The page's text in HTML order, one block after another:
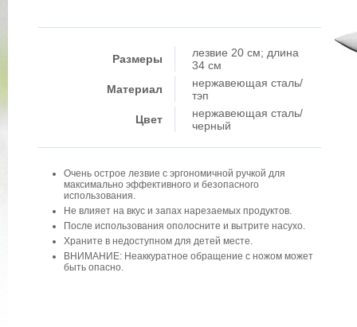
Размеры
лезвие 20 см; длина
34 см
Материал
нержавеющая сталь/
тэп
Цвет
нержавеющая сталь/
черный
Очень острое лезвие с эргономичной ручкой для
максимально эффективного и безопасного
использования.
Не влияет на вкус и запах нарезаемых продуктов.
После использования ополосните и вытрите насухо.
Храните в недоступном для детей месте.
ВНИМАНИЕ: Неаккуратное обращение с ножом может
быть опасно.